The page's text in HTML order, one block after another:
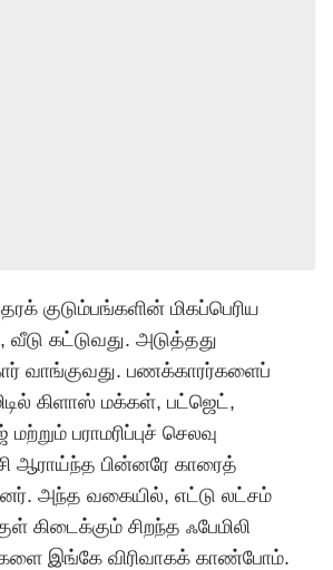
குடும்பங்களின் மிகப்பெரிய
கட்டுவது. அடுத்தது
வாங்குவது. பணக்காரர்களைப்
கிளாஸ் மக்கள், பட்ஜெட்,
பராமரிப்புச் செலவு
ஆராய்ந்த பின்னரே காரைத்
அந்த வகையில், எட்டு லட்சம்
கிடைக்கும் சிறந்த ஃபேமிலி
இங்கே விரிவாகக் காண்போம்.